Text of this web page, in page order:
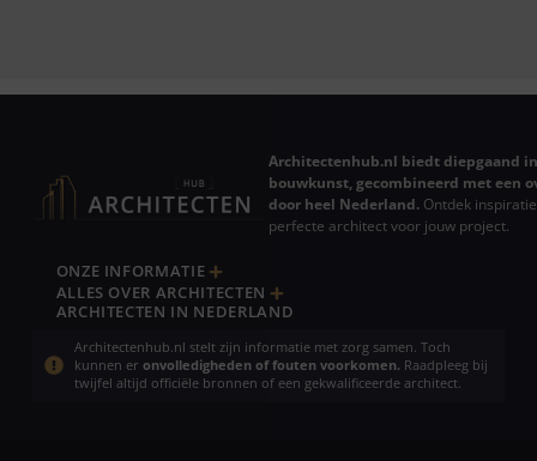
Architectenhub.nl biedt diepgaand
bouwkunst, gecombineerd met een
door heel Nederland. Ontdek
perfecte architect voor jouw project.
ONZE INFORMATIE
ALLES OVER ARCHITECTEN
ARCHITECTEN IN NEDERLAND
Architectenhub.nl stelt zijn informatie met zorg samen. Toch
kunnen er onvolledigheden of fouten voorkomen. Raadpleeg bij
twijfel altijd officiële bronnen of een gekwalificeerde architect.